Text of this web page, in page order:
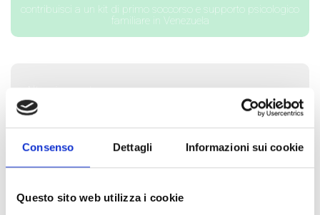
Consenso Dettagli Informazioni sui cookie
Questo sito web utilizza i cookie
contribuisci a un kit di primo soccorso e supporto psicologico
familiare in Venezuela
Altro importo